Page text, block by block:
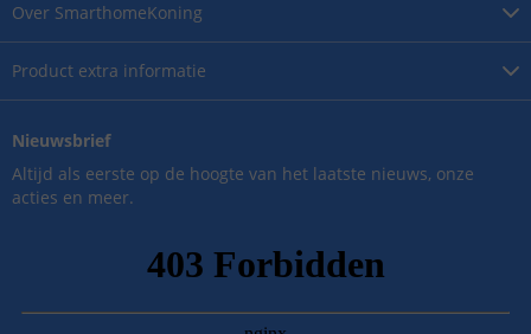
Over SmarthomeKoning
Product extra informatie
Nieuwsbrief
Altijd als eerste op de hoogte van het laatste nieuws, onze
acties en meer.